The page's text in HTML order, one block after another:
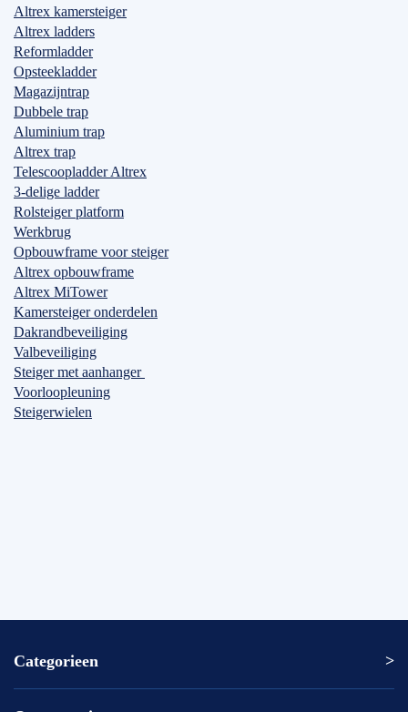
Altrex kamersteiger
Altrex ladders
Reformladder
Opsteekladder
Magazijntrap
Dubbele trap
Aluminium trap
Altrex trap
Telescoopladder Altrex
3-delige ladder
Rolsteiger platform
Werkbrug
Opbouwframe voor steiger
Altrex opbouwframe
Altrex MiTower
Kamersteiger onderdelen
Dakrandbeveiliging
Valbeveiliging
Steiger met aanhanger
Voorloopleuning
Steigerwielen
Categorieen